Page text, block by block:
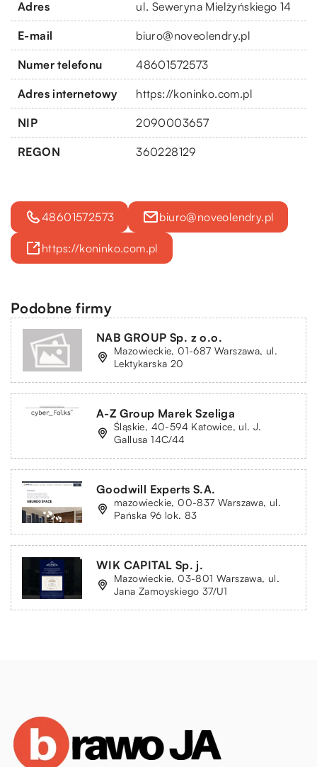
Adres ul. Seweryna Mielżyńskiego 14
E-mail biuro@noveolendry.pl
Numer telefonu 48601572573
Adres internetowy https://koninko.com.pl
NIP 2090003657
REGON 360228129
48601572573 biuro@noveolendry.pl
https://koninko.com.pl
Podobne firmy
NAB GROUP Sp. z o.o.
Mazowieckie, 01-687 Warszawa, ul.
Lektykarska 20
A-Z Group Marek Szeliga
Śląskie, 40-594 Katowice, ul. J.
Gallusa 14C/44
Goodwill Experts S.A.
mazowieckie, 00-837 Warszawa, ul.
Pańska 96 lok. 83
WIK CAPITAL Sp. j.
Mazowieckie, 03-801 Warszawa, ul.
Jana Zamoyskiego 37/U1